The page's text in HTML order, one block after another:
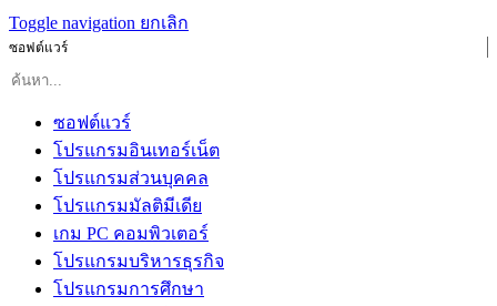
Toggle navigation ยกเลิก
ซอฟต์แวร์
ซอฟต์แวร์
โปรแกรมอินเทอร์เน็ต
โปรแกรมส่วนบุคคล
โปรแกรมมัลติมีเดีย
เกม PC คอมพิวเตอร์
โปรแกรมบริหารธุรกิจ
โปรแกรมการศึกษา